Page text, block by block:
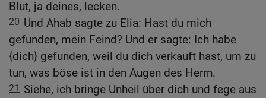
Blut, ja deines, lecken.
20 Und Ahab sagte zu Elia: Hast du mich
gefunden, mein Feind? Und er sagte: Ich habe
{dich} gefunden, weil du dich verkauft hast, um zu
tun, was böse ist in den Augen des Herrn.
21 Siehe, ich bringe Unheil über dich und fege aus